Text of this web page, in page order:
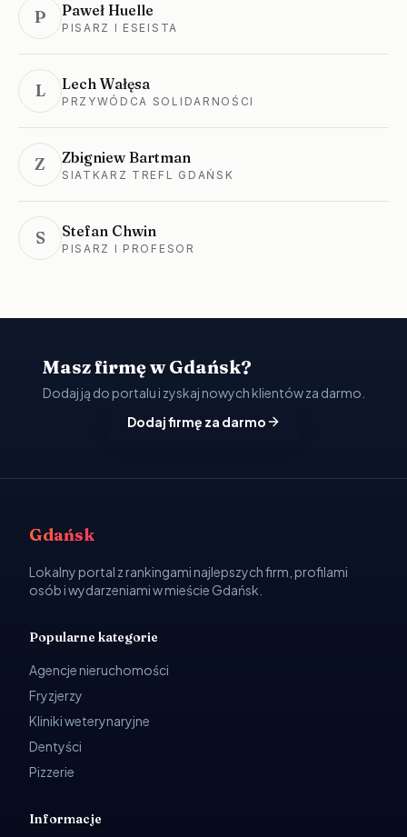
P Paweł Huelle
PISARZ I ESEISTA
L Lech Wałęsa
PRZYWÓDCA SOLIDARNOŚCI
Z Zbigniew Bartman
SIATKARZ TREFL GDAŃSK
S Stefan Chwin
PISARZ I PROFESOR
Masz firmę w Gdańsk?
Dodaj ją do portalu i zyskaj nowych klientów za darmo.
Dodaj firmę za darmo
Gdańsk
Lokalny portal z rankingami najlepszych firm, profilami
osób i wydarzeniami w mieście Gdańsk.
Popularne kategorie
Agencje nieruchomości
Fryzjerzy
Kliniki weterynaryjne
Dentyści
Pizzerie
Informacje